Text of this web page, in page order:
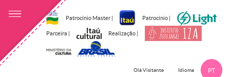
Patrocínio Master | Patrocínio |
Parceira | Realização |
Olá Visitante Idioma PT